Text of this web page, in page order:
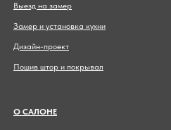
Выезд на замер
Замер и установка кухни
Дизайн-проект
Пошив штор и покрывал
О САЛОНЕ